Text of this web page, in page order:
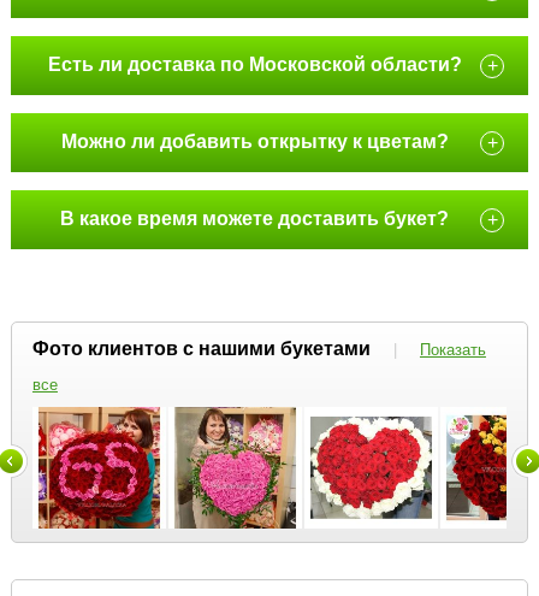
Есть ли доставка по Московской области? +
Можно ли добавить открытку к цветам? +
В какое время можете доставить букет? +
Фото клиентов с нашими букетами |
Показать
все